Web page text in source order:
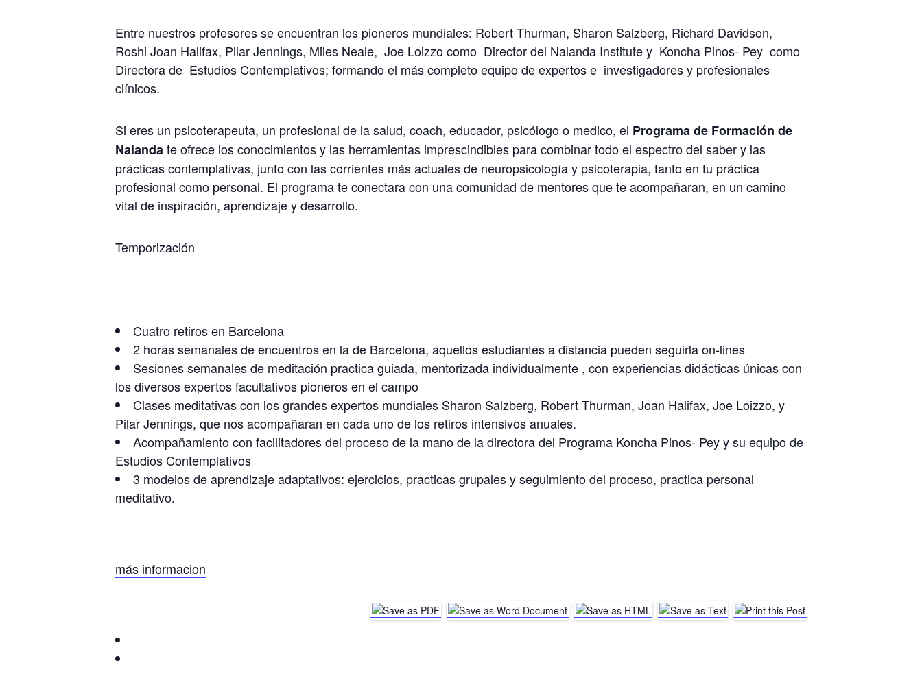
Entre nuestros profesores se encuentran los pioneros mundiales: Robert Thurman, Sharon Salzberg, Richard Davidson,
Roshi Joan Halifax, Pilar Jennings, Miles Neale, Joe Loizzo como Director del Nalanda Institute y Koncha Pinos- Pey como
Directora de Estudios Contemplativos; formando el más completo equipo de expertos e investigadores y profesionales
clínicos.
Si eres un psicoterapeuta, un profesional de la salud, coach, educador, psicólogo o medico, el Programa de Formación de
Nalandate ofrece los conocimientos y las herramientas imprescindibles para combinar todo el espectro del saber y las
prácticas contemplativas, junto con las corrientes más actuales de neuropsicología y psicoterapia, tanto en tu práctica
profesional como personal. El programa te conectara con una comunidad de mentores que te acompañaran, en un camino
vital de inspiración, aprendizaje y desarrollo.
Temporización
Cuatro retiros en Barcelona
2 horas semanales de encuentros en la de Barcelona, aquellos estudiantes a distancia pueden seguirla on-lines
Sesiones semanales de meditación practica guiada, mentorizada individualmente , con experiencias didácticas únicas con
los diversos expertos facultativos pioneros en el campo
Clases meditativas con los grandes expertos mundiales Sharon Salzberg, Robert Thurman, Joan Halifax, Joe Loizzo, y
Pilar Jennings, que nos acompañaran en cada uno de los retiros intensivos anuales.
Acompañamiento con facilitadores del proceso de la mano de la directora del Programa Koncha Pinos- Pey y su equipo de
Estudios Contemplativos
3 modelos de aprendizaje adaptativos: ejercicios, practicas grupales y seguimiento del proceso, practica personal
meditativo.
más informacion